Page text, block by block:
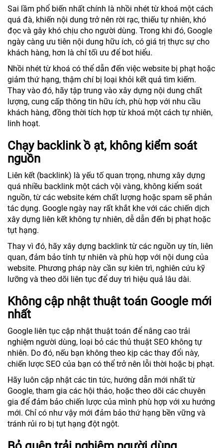
Sai lầm phổ biến nhất chính là nhồi nhét từ khoá một cách
quá đà, khiến nội dung trở nên rời rạc, thiếu tự nhiên, khó
đọc và gây khó chịu cho người dùng. Trong khi đó, Google
ngày càng ưu tiên nội dung hữu ích, có giá trị thực sự cho
khách hàng, hơn là chỉ tối ưu để bot hiểu.
Nhồi nhét từ khoá có thể dẫn đến việc website bị phạt hoặc
giảm thứ hạng, thậm chí bị loại khỏi kết quả tìm kiếm.
Thay vào đó, hãy tập trung vào xây dựng nội dung chất
lượng, cung cấp thông tin hữu ích, phù hợp với nhu cầu
khách hàng, đồng thời tích hợp từ khoá một cách tự nhiên,
linh hoạt.
Chạy backlink ồ ạt, không kiểm soát
nguồn
Liên kết (backlink) là yếu tố quan trọng, nhưng xây dựng
quá nhiều backlink một cách vội vàng, không kiểm soát
nguồn, từ các website kém chất lượng hoặc spam sẽ phản
tác dụng. Google ngày nay rất khắt khe với các chiến dịch
xây dựng liên kết không tự nhiên, dễ dẫn đến bị phạt hoặc
tụt hạng.
Thay vì đó, hãy xây dựng backlink từ các nguồn uy tín, liên
quan, đảm bảo tính tự nhiên và phù hợp với nội dung của
website. Phương pháp này cần sự kiên trì, nghiên cứu kỹ
lưỡng và theo dõi liên tục để duy trì hiệu quả lâu dài.
Không cập nhật thuật toán Google mới
nhất
Google liên tục cập nhật thuật toán để nâng cao trải
nghiệm người dùng, loại bỏ các thủ thuật SEO không tự
nhiên. Do đó, nếu bạn không theo kịp các thay đổi này,
chiến lược SEO của bạn có thể trở nên lỗi thời hoặc bị phạt.
Hãy luôn cập nhật các tin tức, hướng dẫn mới nhất từ
Google, tham gia các hội thảo, hoặc theo dõi các chuyên
gia để đảm bảo chiến lược của mình phù hợp với xu hướng
mới. Chỉ có như vậy mới đảm bảo thứ hạng bền vững và
tránh rủi ro bị tụt hạng đột ngột.